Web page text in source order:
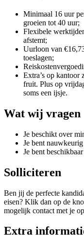
Minimaal 16 uur
groeien tot 40 uur;
Flexibele
afstemt;
Uurloon van
toeslagen;
Extra’s op kantoor
fruit. Plus op
soms een ijsje.
Wat wij vragen
Je beschikt over
Je bent
Je bent
Solliciteren
Ben jij de perfecte
eisen? Klik dan op de
mogelijk contact met je
Extra